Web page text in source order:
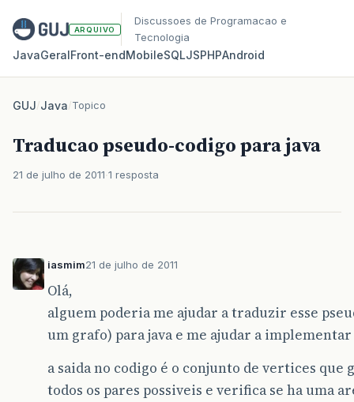
ARQUIVO
Discussoes de Programacao e
Tecnologia
JavaGeralFront‑endMobileSQLJSPHPAndroid
GUJ/Java/Topico
Traducao pseudo-codigo para java
21 de julho de 2011 1 resposta
iasmim21 de julho de 2011
Olá,
alguem poderia me ajudar a traduzir esse
um grafo) para java e me ajudar a implementar
a saida no codigo é o conjunto de vertices
todos os pares possiveis e verifica se ha uma